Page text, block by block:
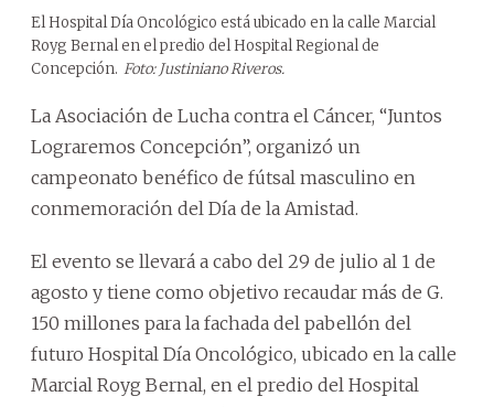
El Hospital Día Oncológico está ubicado en la calle Marcial
Royg Bernal en el predio del Hospital Regional de
Concepción. Foto: Justiniano Riveros.
La Asociación de Lucha contra el Cáncer, “Juntos
Lograremos Concepción”, organizó un
campeonato benéfico de fútsal masculino en
conmemoración del Día de la Amistad.
El evento se llevará a cabo del 29 de julio al 1 de
agosto y tiene como objetivo recaudar más de G.
150 millones para la fachada del pabellón del
futuro Hospital Día Oncológico, ubicado en la calle
Marcial Royg Bernal, en el predio del Hospital